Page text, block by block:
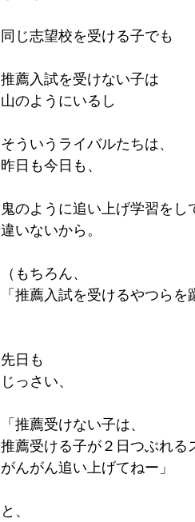
同じ志望校を受ける子でも
推薦入試を受けない子は
山のようにいるし
そういうライバルたちは、
昨日も今日も、
鬼のように追い上げ学習をし
違いないから。
（もちろん、
「推薦入試を受けるやつらを
先日も
じっさい、
「推薦受けない子は、
推薦受ける子が２日つぶれる
がんがん追い上げてねー」
と、